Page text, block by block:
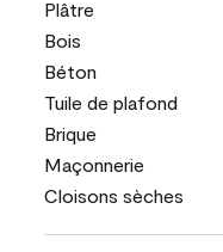
Plâtre
Bois
Béton
Tuile de plafond
Brique
Maçonnerie
Cloisons sèches